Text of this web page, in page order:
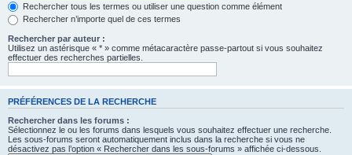
Rechercher tous les termes ou utiliser une question comme élément
Rechercher n’importe quel de ces termes
Rechercher par auteur :
Utilisez un astérisque « * » comme métacaractère passe-partout si vous souhaitez
effectuer des recherches partielles.
PRÉFÉRENCES DE LA RECHERCHE
Rechercher dans les forums :
Sélectionnez le ou les forums dans lesquels vous souhaitez effectuer une recherche.
Les sous-forums seront automatiquement inclus dans la recherche si vous ne
désactivez pas l’option « Rechercher dans les sous-forums » affichée ci-dessous.